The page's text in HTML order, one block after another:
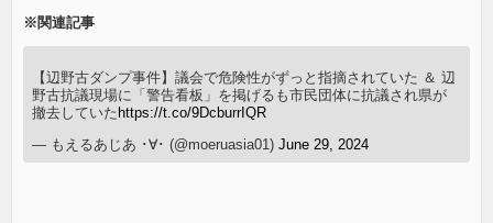
※関連記事
【辺野古ダンプ事件】議会で危険性がずっと指摘されていた ＆ 辺
野古抗議現場に「警告看板」を掲げるも市民団体に抗議され県が
撤去していた https://t.co/9DcburrIQR
— もえるあじあ ･∀･ (@moeruasia01)June 29, 2024